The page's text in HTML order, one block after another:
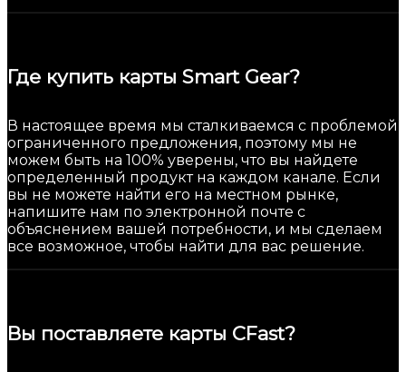
Где купить карты Smart Gear?
В настоящее время мы сталкиваемся с проблемой
ограниченного предложения, поэтому мы не
можем быть на 100% уверены, что вы найдете
определенный продукт на каждом канале. Если
вы не можете найти его на местном рынке,
напишите нам по электронной почте с
объяснением вашей потребности, и мы сделаем
все возможное, чтобы найти для вас решение.
Вы поставляете карты CFast?